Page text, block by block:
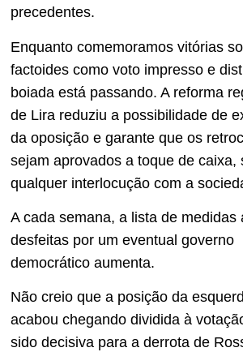
precedentes.
Enquanto comemoramos vitórias
factoides como voto impresso e
boiada está passando. A reforma
de Lira reduziu a possibilidade de
da oposição e garante que os
sejam aprovados a toque de caixa,
qualquer interlocução com a
A cada semana, a lista de medidas
desfeitas por um eventual governo
democrático aumenta.
Não creio que a posição da
acabou chegando dividida à
sido decisiva para a derrota de